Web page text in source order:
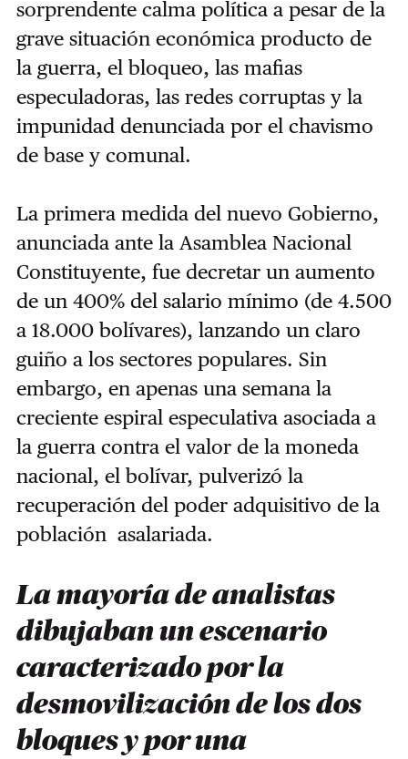
sorprendente calma política a pesar de la
grave situación económica producto de
la guerra, el bloqueo, las mafias
especuladoras, las redes corruptas y la
impunidad denunciada por el chavismo
de base y comunal.
La primera medida del nuevo Gobierno,
anunciada ante la Asamblea Nacional
Constituyente, fue decretar un aumento
de un 400% del salario mínimo (de 4.500
a 18.000 bolívares), lanzando un claro
guiño a los sectores populares. Sin
embargo, en apenas una semana la
creciente espiral especulativa asociada a
la guerra contra el valor de la moneda
nacional, el bolívar, pulverizó la
recuperación del poder adquisitivo de la
población asalariada.
La mayoría de analistas
dibujaban un escenario
caracterizado por la
desmovilización de los dos
bloques y por una